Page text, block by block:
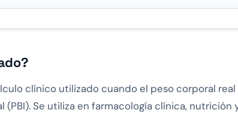
clínico utilizado cuando el peso corporal
Se utiliza en farmacología clínica, nutrición